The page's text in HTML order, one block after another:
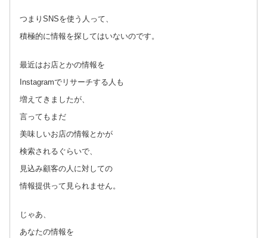
つまりSNSを使う人って、
積極的に情報を探してはいないのです。
最近はお店とかの情報を
Instagramでリサーチする人も
増えてきましたが、
言ってもまだ
美味しいお店の情報とかが
検索されるぐらいで、
見込み顧客の人に対しての
情報提供って見られません。
じゃあ、
あなたの情報を